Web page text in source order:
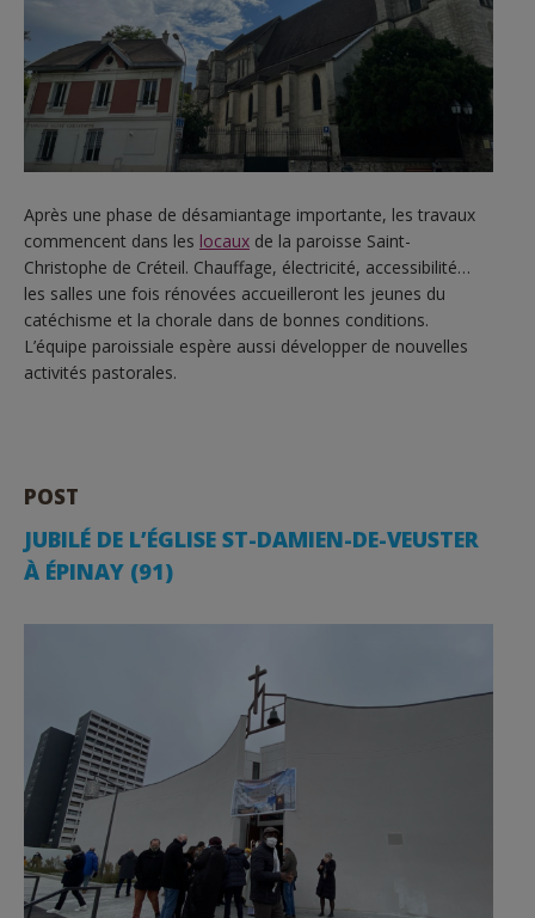
Après une phase de désamiantage importante, les travaux
commencent dans les locaux de la paroisse Saint-
Christophe de Créteil. Chauffage, électricité, accessibilité…
les salles une fois rénovées accueilleront les jeunes du
catéchisme et la chorale dans de bonnes conditions.
L’équipe paroissiale espère aussi développer de nouvelles
activités pastorales.
POST
JUBILÉ DE L’ÉGLISE ST-DAMIEN-DE-VEUSTER
À ÉPINAY (91)